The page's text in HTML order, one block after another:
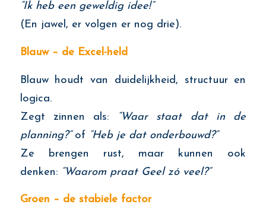
“Ik heb een geweldig idee!”
(En jawel, er volgen er nog drie).
Blauw – de Excel-held
Blauw houdt van duidelijkheid, structuur en
logica.
Zegt zinnen als:
“Waar staat dat in de
planning?”of “Heb je dat onderbouwd?”
Ze brengen rust, maar kunnen ook
denken: “Waarom praat Geel zó veel?”
Groen – de stabiele factor